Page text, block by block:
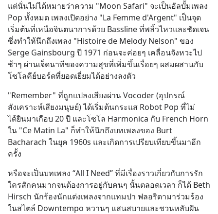
แต่นั่นไม่ได้หมายว่าความ "Moon Safari" จะเป็นอัลบั้มเพลง
Pop ทั้งหมด เพลงเปิดอย่าง "La Femme d'Argent" เป็นจุด
เริ่มต้นที่เหนือจินตนาการด้วย Bassline ที่พลิ้วไหวและชัดเจน
ซึ่งทำให้นึกถึงเพลง "Histoire de Melody Nelson" ของ
Serge Gainsbourg ปี 1971 ก่อนจะค่อยๆ เคลื่อนจังหวะไป
ช้าๆ ผ่านเจ็ดนาทีของความสุขที่เพิ่มขึ้นเรื่อยๆ ผสมผสานกับ
โซโลคีย์บอร์ดที่ยอดเยี่ยมได้อย่างลงตัว
"Remember" ที่ถูกแปลงเสียงผ่าน Vocoder (อุปกรณ์
สังเคราะห์เสียงมนุษย์) ได้เริ่มต้นกระแส Robot Pop ที่ไม่
ได้ยินมาเกือบ 20 ปี และโซโล Harmonica กับ French Horn
ใน "Ce Matin La" ก็ทำให้นึกถึงบทเพลงของ Burt
Bacharach ในยุค 1960s และเกิดการเปรียบเทียบขึ้นมาอีก
ครั้ง
หรือจะเป็นบทเพลง “All I Need” ที่มีเรื่องราวเกี่ยวกับการรัก
ใครสักคนมากจนต้องการอยู่กับคนๆ นั้นตลอดเวลา ก็ได้ Beth
Hirsch นักร้องนักแต่งเพลงจากแทมปา ฟลอริดามาร่วมร้อง
ในสไตล์ Downtempo หวานๆ แสนสบายและชวนหลับฝัน